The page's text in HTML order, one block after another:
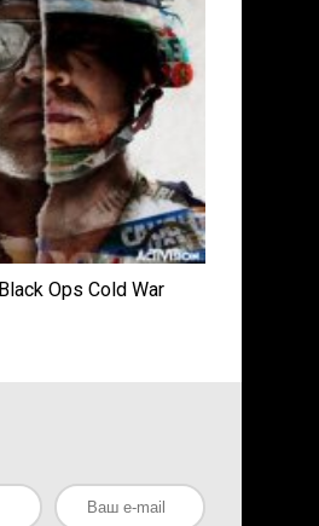
Ops Cold War